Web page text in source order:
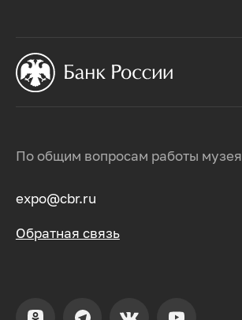
По общим вопросам работы музея
expo@cbr.ru
Обратная связь